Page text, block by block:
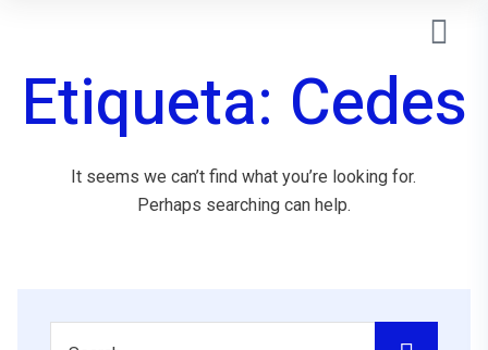
Etiqueta: Cedes
It seems we can’t find what you’re looking for.
Perhaps searching can help.